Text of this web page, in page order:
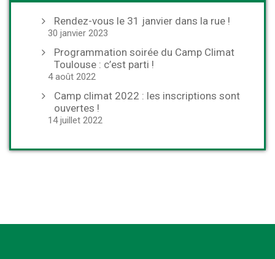
Rendez-vous le 31 janvier dans la rue !
30 janvier 2023
Programmation soirée du Camp Climat
Toulouse : c’est parti !
4 août 2022
Camp climat 2022 : les inscriptions sont
ouvertes !
14 juillet 2022